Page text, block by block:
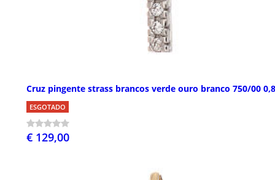
Cruz pingente strass brancos verde ouro branco 750/00
ESGOTADO
€ 129,00